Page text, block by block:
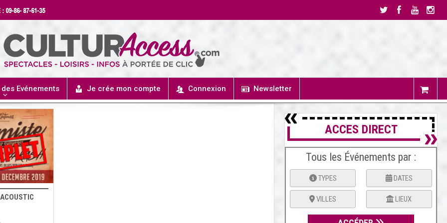
Evénements Je crée mon compte Connexion Newsletter
ACCES DIRECT
Tous les Événements par :
TYPES DATES
VILLES LIEUX